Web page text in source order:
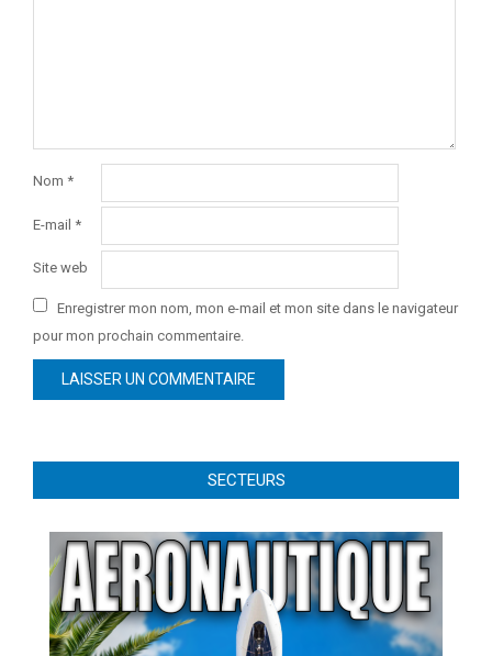
Nom *
E-mail *
Site web
Enregistrer mon nom, mon e-mail et mon site dans le navigateur
pour mon prochain commentaire.
SECTEURS